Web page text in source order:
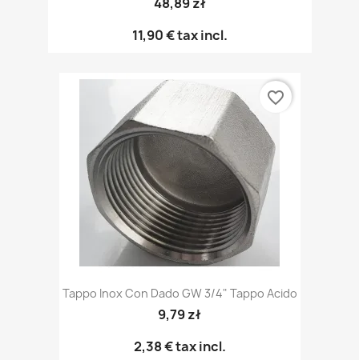
11,90 €tax incl.
Tappo Inox Con Dado GW 3/4" Tappo Acido
9,79 zł
2,38 €tax incl.
favorite_border